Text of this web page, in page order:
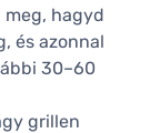
meg, hagyd
és azonnal
30–60
grillen